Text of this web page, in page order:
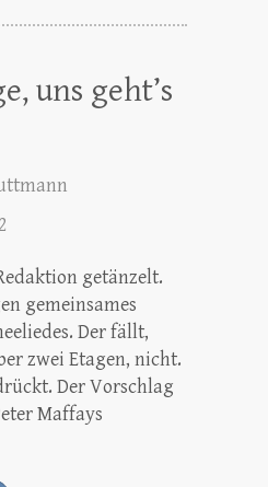
uns geht’s
getänzelt.
gemeinsames
Der fällt,
zwei Etagen, nicht.
Der Vorschlag
Maffays